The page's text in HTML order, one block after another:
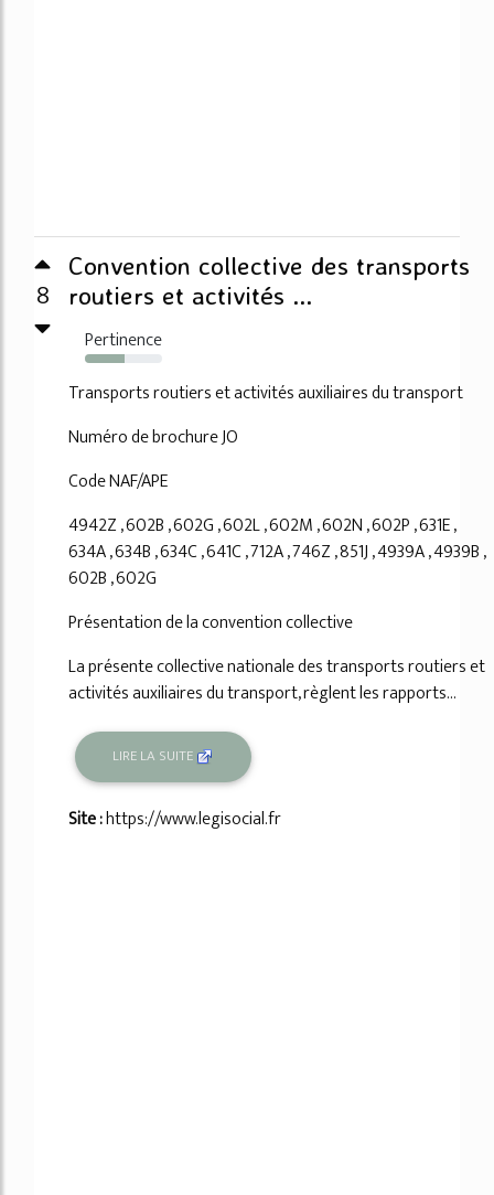
8
Convention collective des transports
routiers et activités ...
Pertinence
51%
Transports routiers et activités auxiliaires du transport
Numéro de brochure JO
Code NAF/APE
4942Z , 602B , 602G , 602L , 602M , 602N , 602P , 631E ,
634A , 634B , 634C , 641C , 712A , 746Z , 851J , 4939A , 4939B ,
602B , 602G
Présentation de la convention collective
La présente collective nationale des transports routiers et
activités auxiliaires du transport, règlent les rapports...
LIRE LA SUITE
Site :https://www.legisocial.fr